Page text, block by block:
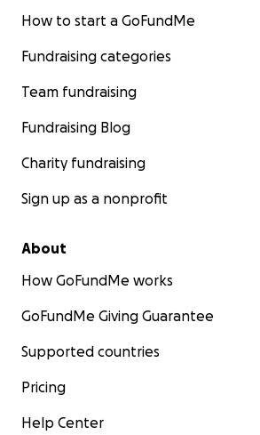
How to start a GoFundMe
Fundraising categories
Team fundraising
Fundraising Blog
Charity fundraising
Sign up as a nonprofit
About
How GoFundMe works
GoFundMe Giving Guarantee
Supported countries
Pricing
Help Center